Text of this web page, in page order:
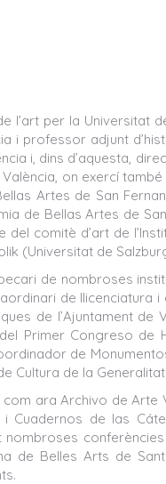
l’art per la Universitat
i professor adjunt
i, dins d’aquesta,
on exercí
Artes de San
de Bellas Artes de
comitè d’art de
(Universitat de
de nombroses
de
de l’Ajuntament
Primer Congreso de
de
Cultura de la
ara Archivo de
Cuadernos de las
nombroses
de Belles Arts de